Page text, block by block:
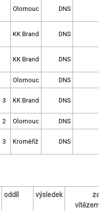
Olomouc DNS
KK Brand DNS
KK Brand DNS
Olomouc DNS
3 KK Brand DNS
2 Olomouc DNS
3 Kroměříž DNS
oddíl výsledek
za
vítězem